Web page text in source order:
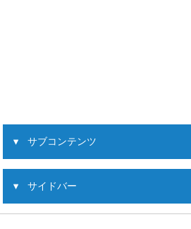
サブコンテンツ
サイドバー